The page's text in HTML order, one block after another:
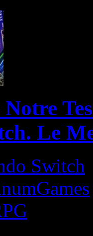
Le
Switch